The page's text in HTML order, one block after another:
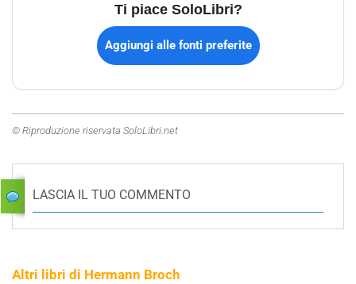
Ti piace SoloLibri?
Aggiungi alle fonti preferite
© Riproduzione riservata SoloLibri.net
LASCIA IL TUO COMMENTO
Altri libri di Hermann Broch